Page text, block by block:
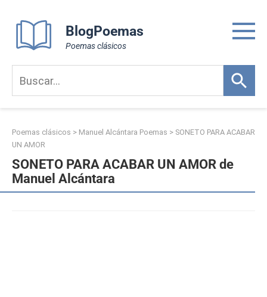
content
BlogPoemas
Poemas clásicos
Poemas clásicos > Manuel Alcántara Poemas > SONETO PARA ACABAR
UN AMOR
SONETO PARA ACABAR UN AMOR de
Manuel Alcántara